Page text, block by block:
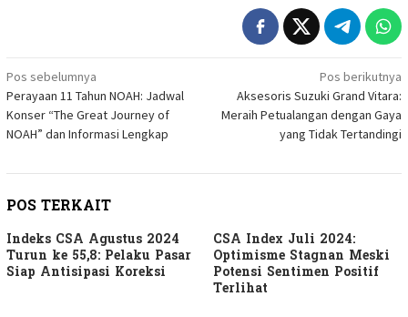
Navigasi
pos
Pos sebelumnya
Perayaan 11 Tahun NOAH: Jadwal
Konser “The Great Journey of
NOAH” dan Informasi Lengkap
Pos berikutnya
Aksesoris Suzuki Grand Vitara:
Meraih Petualangan dengan Gaya
yang Tidak Tertandingi
POS TERKAIT
Indeks CSA Agustus 2024
Turun ke 55,8: Pelaku Pasar
Siap Antisipasi Koreksi
CSA Index Juli 2024:
Optimisme Stagnan Meski
Potensi Sentimen Positif
Terlihat